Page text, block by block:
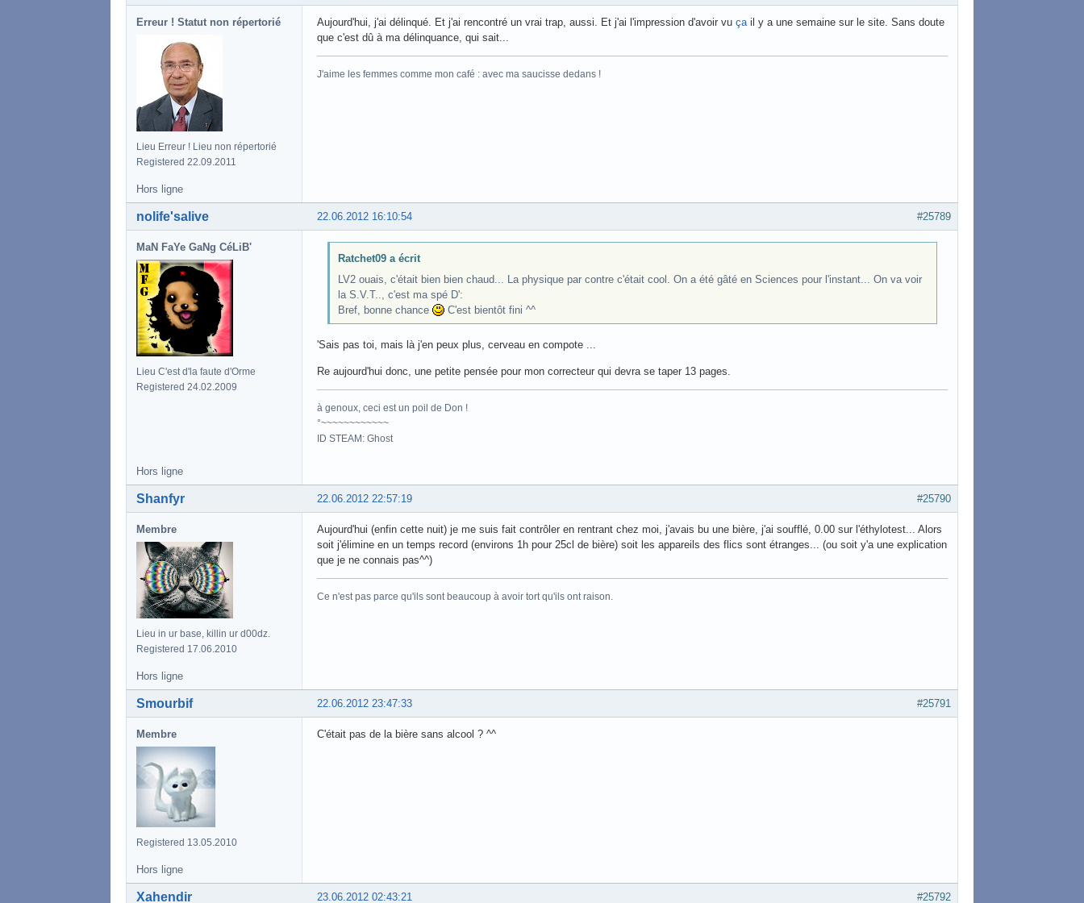
Erreur ! Statut non répertorié
Lieu Erreur ! Lieu non répertorié
Registered 22.09.2011
Aujourd'hui, j'ai délinqué. Et j'ai rencontré un vrai trap, aussi. Et j'ai l'impression d'avoir vu çail y a une semaine sur le site. Sans doute
que c'est dû à ma délinquance, qui sait...
J'aime les femmes comme mon café : avec ma saucisse dedans !
Hors ligne
#25789
22.06.2012 16:10:54
nolife'salive
MaN FaYe GaNg CéLiB'
Lieu C'est d'la faute d'Orme
Registered 24.02.2009
Ratchet09 a écrit
LV2 ouais, c'était bien bien chaud... La physique par contre c'était cool. On a été gâté en Sciences pour l'instant... On va voir
la S.V.T.., c'est ma spé D':
Bref, bonne chance
C'est bientôt fini ^^
'Sais pas toi, mais là j'en peux plus, cerveau en compote ...
Re aujourd'hui donc, une petite pensée pour mon correcteur qui devra se taper 13 pages.
à genoux, ceci est un poil de Don !
°~~~~~~~~~~~~
ID STEAM: Ghost
Hors ligne
#25790
22.06.2012 22:57:19
Shanfyr
Membre
Lieu in ur base, killin ur d00dz.
Registered 17.06.2010
Aujourd'hui (enfin cette nuit) je me suis fait contrôler en rentrant chez moi, j'avais bu une bière, j'ai soufflé, 0.00 sur l'éthylotest... Alors
soit j'élimine en un temps record (environs 1h pour 25cl de bière) soit les appareils des flics sont étranges... (ou soit y'a une explication
que je ne connais pas^^)
Ce n'est pas parce qu'ils sont beaucoup à avoir tort qu'ils ont raison.
Hors ligne
#25791
22.06.2012 23:47:33
Smourbif
Membre
Registered 13.05.2010
C'était pas de la bière sans alcool ? ^^
Hors ligne
#25792
23.06.2012 02:43:21
Xahendir